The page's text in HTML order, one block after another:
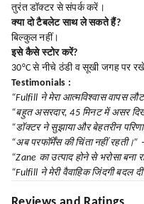
तुरंत डॉक्टर से संपर्क करें।
क्या दो टैबलेट साथ ले सकते हैं?
बिल्कुल नहीं।
इसे कैसे स्टोर करें?
30°C से नीचे ठंडी व सूखी जगह पर
Testimonials :
“Fulfill ने मेरा आत्मविश्वास वापस
“बहुत असरदार, 45 मिनट में असर
“डॉक्टर ने सुझाया और बेहतरीन
“अब परफॉर्मेंस की चिंता नहीं रहती।”
“Zane का उत्पाद होने से भरोसा बना
“Fulfill ने मेरी वैवाहिक जिंदगी बदल